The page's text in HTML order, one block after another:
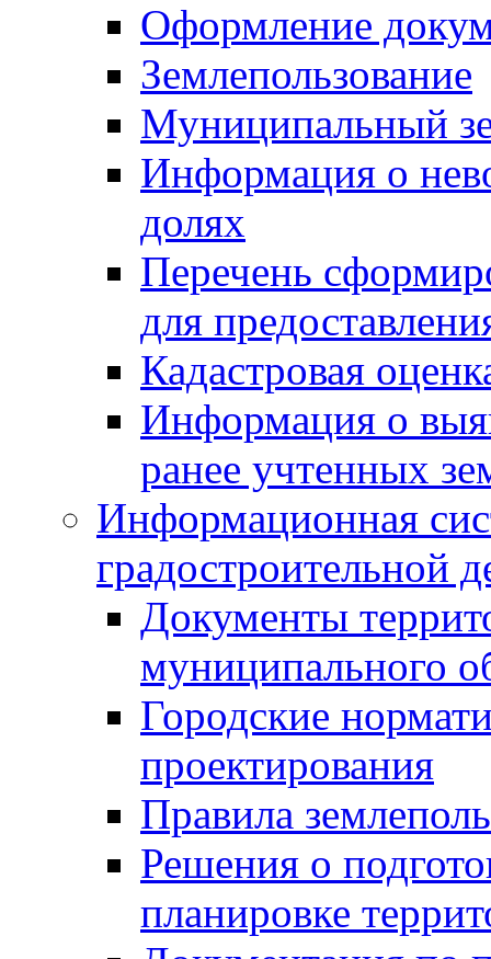
Оформление
Землепользование
Муниципальный
Информация о
долях
Перечень
для
Кадастровая
Информация о
ранее учтенных
Информационная
градостроительной
Документы
муниципального
Городские
проектирования
Правила
Решения о
планировке